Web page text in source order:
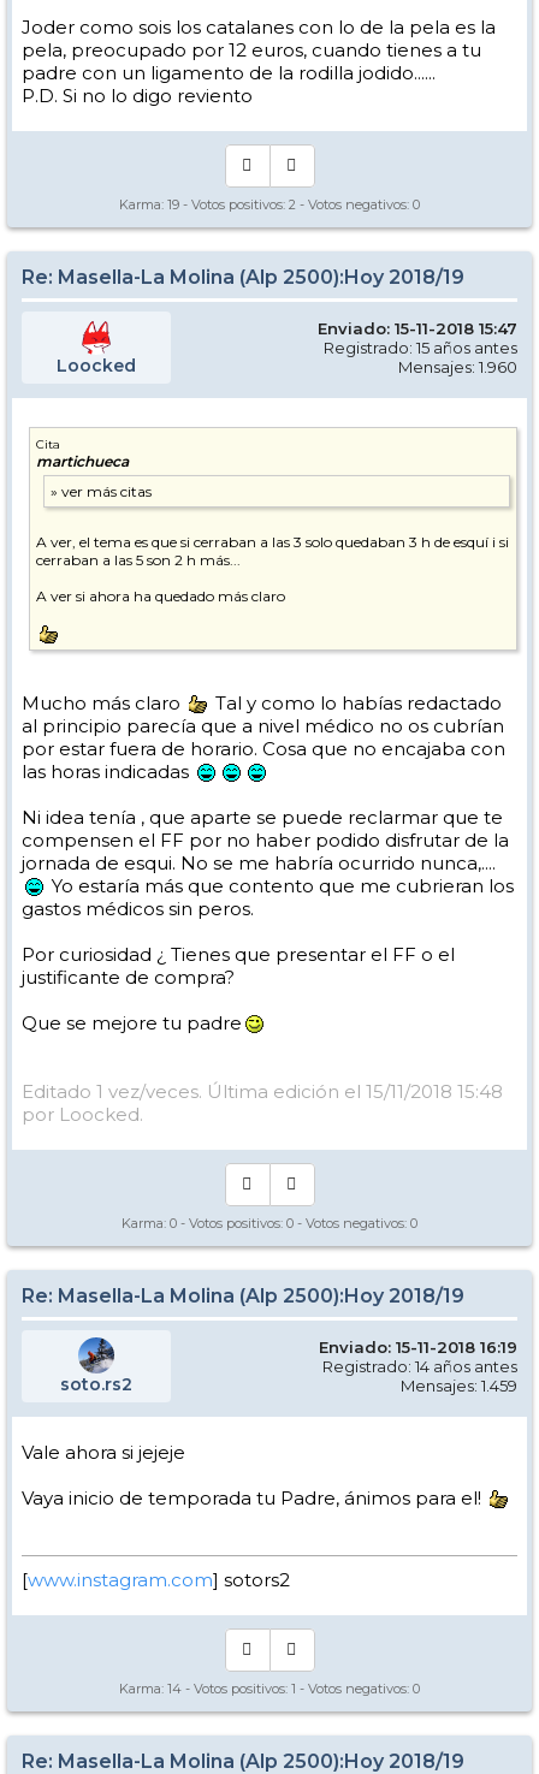
Joder como sois los catalanes con lo de la pela es la
pela, preocupado por 12 euros, cuando tienes a tu
padre con un ligamento de la rodilla jodido......
P.D. Si no lo digo reviento
Karma: 19 - Votos positivos: 2 - Votos negativos: 0
Re: Masella-La Molina (Alp 2500):Hoy 2018/19
Loocked
Enviado: 15-11-2018 15:47
Registrado: 15 años antes
Mensajes: 1.960
Cita
martichueca
A ver, el tema es que si cerraban a las 3 solo quedaban 3 h de esquí i si
cerraban a las 5 son 2 h más...
A ver si ahora ha quedado más claro
Mucho más claro
Tal y como lo habías redactado
al principio parecía que a nivel médico no os cubrían
por estar fuera de horario. Cosa que no encajaba con
las horas indicadas
Ni idea tenía , que aparte se puede reclarmar que te
compensen el FF por no haber podido disfrutar de la
jornada de esqui. No se me habría ocurrido nunca,....
Yo estaría más que contento que me cubrieran los
gastos médicos sin peros.
Por curiosidad ¿ Tienes que presentar el FF o el
justificante de compra?
Que se mejore tu padre
Editado 1 vez/veces. Última edición el 15/11/2018 15:48
por Loocked.
Karma: 0 - Votos positivos: 0 - Votos negativos: 0
Re: Masella-La Molina (Alp 2500):Hoy 2018/19
soto.rs2
Enviado: 15-11-2018 16:19
Registrado: 14 años antes
Mensajes: 1.459
Vale ahora si jejeje
Vaya inicio de temporada tu Padre, ánimos para el!
[www.instagram.com] sotors2
Karma: 14 - Votos positivos: 1 - Votos negativos: 0
Re: Masella-La Molina (Alp 2500):Hoy 2018/19